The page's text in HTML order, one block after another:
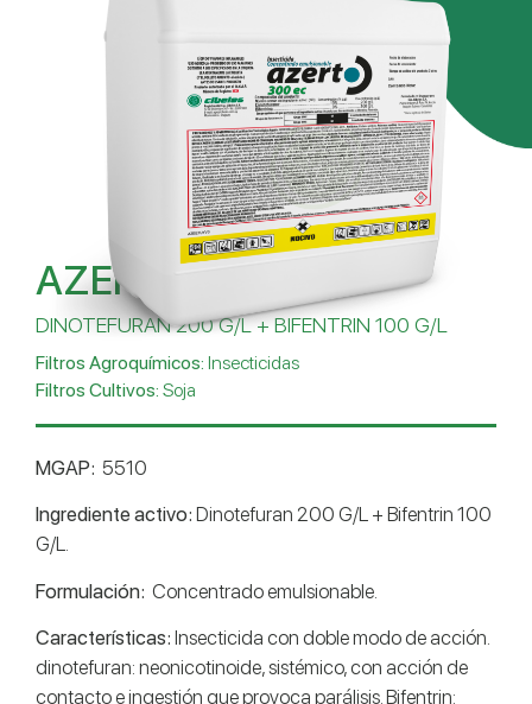
AZERTO 300 EC
DINOTEFURAN 200 G/L + BIFENTRIN 100 G/L
Filtros Agroquímicos: Insecticidas
Filtros Cultivos: Soja
MGAP: 5510
Ingrediente activo: Dinotefuran 200 G/L + Bifentrin 100
G/L.
Formulación: Concentrado emulsionable.
Características: Insecticida con doble modo de acción.
dinotefuran: neonicotinoide, sistémico, con acción de
contacto e ingestión que provoca parálisis. Bifentrin: